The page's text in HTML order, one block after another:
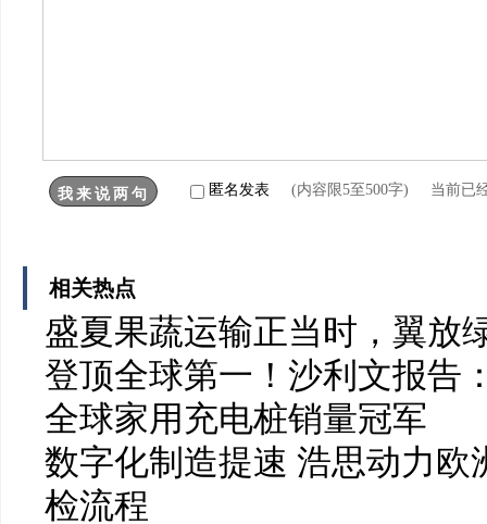
匿名发表 (内容限5至500字) 当前已
相关热点
盛夏果蔬运输正当时，翼放
登顶全球第一！沙利文报告
全球家用充电桩销量冠军
数字化制造提速 浩思动力
检流程